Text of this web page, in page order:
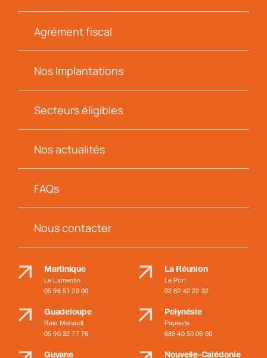
Agrément fiscal
Nos Implantations
Secteurs éligibles
Nos actualités
FAQs
Nous contacter
Martinique
Le Lamentin
05 96 51 20 00
Guadeloupe
Baie Mahault
05 90 32 77 76
Guyane
La Réunion
Le Port
02 62 42 22 32
Polynésie
Papeete
689 40 50 06 00
Nouvelle-Calédonie